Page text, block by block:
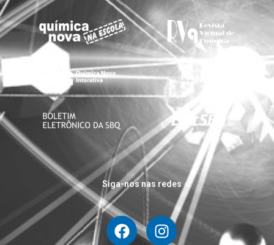
Siga-nos nas redes